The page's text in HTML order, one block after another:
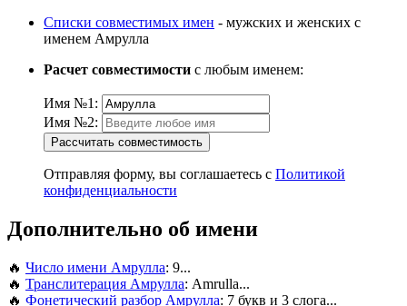
Списки совместимых имен - мужских и женских с
именем Амрулла
Расчет совместимости с любым именем:
Имя №1:
Имя №2:
Рассчитать совместимость
Отправляя форму, вы соглашаетесь с Политикой
конфиденциальности
Дополнительно об имени
🔥 Число имени Амрулла: 9...
🔥 Транслитерация Амрулла: Amrulla...
🔥 Фонетический разбор Амрулла: 7 букв и 3 слога...